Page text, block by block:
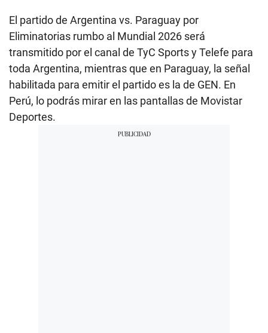
El partido de Argentina vs. Paraguay por
Eliminatorias rumbo al Mundial 2026 será
transmitido por el canal de TyC Sports y Telefe para
toda Argentina, mientras que en Paraguay, la señal
habilitada para emitir el partido es la de GEN. En
Perú, lo podrás mirar en las pantallas de Movistar
Deportes.